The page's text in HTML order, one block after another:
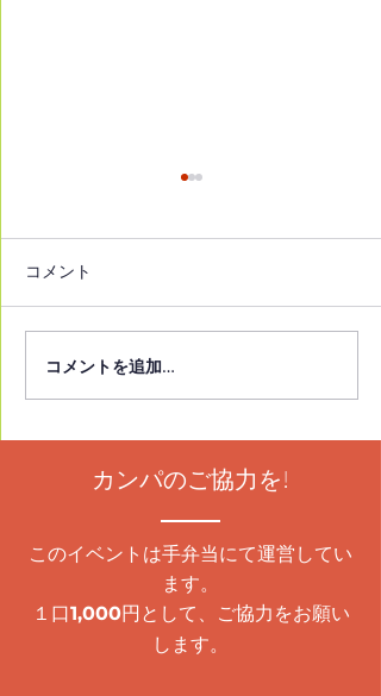
2026年2月28日付 読売新聞埼
玉県版 高校図書館司書のイチ
セーが１位「僕には鳥の言葉
がわかる」
GYTNT00332/ ありがとうござ
います。
コメント
コメントを追加…
カンパのご協力を!
このイベントは手弁当にて運営してい
ます。
１口1,000円として、ご協力をお願い
します。